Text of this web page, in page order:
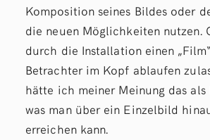
Komposition seines Bildes oder
die neuen Möglichkeiten nutzen.
durch die Installation einen
Betrachter im Kopf ablaufen
hätte ich meiner Meinung das
was man über ein Einzelbild
erreichen kann.